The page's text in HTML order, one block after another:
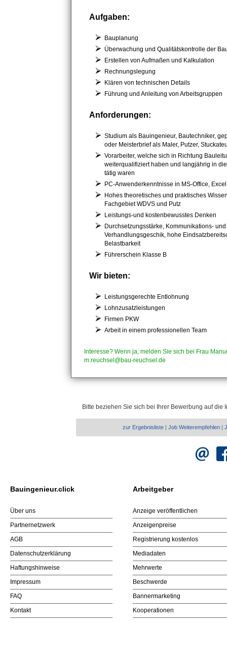
Aufgaben:
Bauplanung
Überwachung und Qualitätskontrolle der
Erstellen von Aufmaßen und Kalkulation
Rechnungslegung
Klären von technischen Details
Führung und Anleitung von Arbeitsgruppen
Anforderungen:
Studium als Bauingenieur, Bautechniker,
oder Meisterbrief als Maler, Putzer,
Vorarbeiter, welche sich in Richtung
weiterqualifiziert haben und langjährig in
tätig waren
PC-Anwenderkenntnisse in MS-Office,
Hohes theoretisches und praktisches
Fachgebiet WDVS und Putz
Leistungs-und kostenbewusstes Denken
Durchsetzungsstärke, Kommunikations- und
Verhandlungsgeschik, hohe
Belastbarkeit
Führerschein Klasse B
Wir bieten:
Leistungsgerechte Entlohnung
Lohnzusatzleistungen
Firmen PKW
Arbeit in einem professionellen Team
Interesse? Wenn ja, melden Sie sich bei Frau
m.reuchsel@bau-reuchsel.de
Bitte beziehen Sie sich bei Ihrer Bewerbung auf
zur Ergebnisliste Job Weiterempfehlen
Bauingenieur.click Arbeitgeber
Über uns
Partnernetzwerk
AGB
Datenschutzerklärung
Haftungshinweise
Impressum
FAQ
Kontakt
Anzeige veröffentlichen
Anzeigenpreise
Registrierung kostenlos
Mediadaten
Mehrwerte
Beschwerde
Bannermarketing
Kooperationen